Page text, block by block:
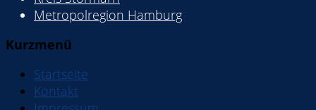
Metropolregion Hamburg
Kurzmenü
Startseite
Kontakt